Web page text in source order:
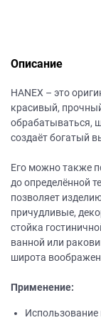
Описание
НANEХ – это
красивый,
обрабатываться,
создаёт богатый
Его можно также
до определённой
позволяет
причудливые,
стойка
ванной или
широта
Применение:
Использование